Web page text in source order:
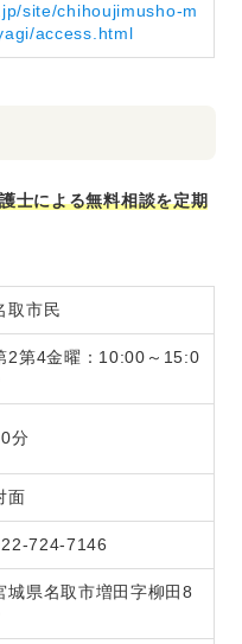
site/chihoujimusho-m
access.html
士による無料相談を定期
取市民
2第4金曜：10:00～15:0
分
面
724-7146
城県名取市増田字柳田8